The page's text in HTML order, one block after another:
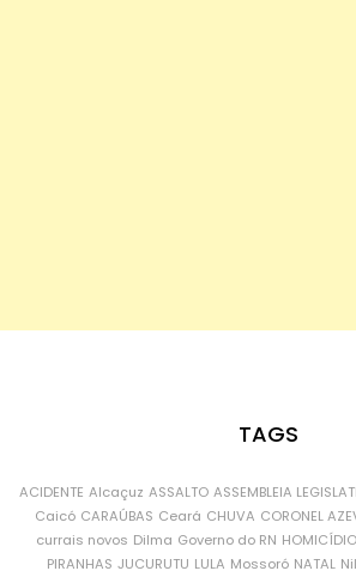
TAGS
ACIDENTE Alcaçuz ASSALTO ASSEMBLEIA
Caicó CARAÚBAS Ceará CHUVA CORONEL
currais novos Dilma Governo do RN HOMICÍDIO
PIRANHAS JUCURUTU LULA Mossoró NATAL